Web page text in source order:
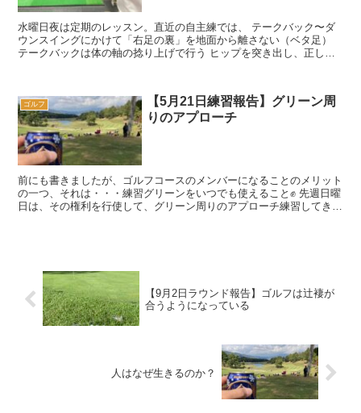
水曜日夜は定期のレッスン。直近の自主練では、 テークバック〜ダ
ウンスイングにかけて「右足の裏」を地面から離さない（ベタ足）
テークバックは体の軸の捻り上げで行う ヒップを突き出し、正しい
ゴルフ
【5月21日練習報告】グリーン周
りのアプローチ
前にも書きましたが、ゴルフコースのメンバーになることのメリット
の一つ、それは・・・練習グリーンをいつでも使えること✊ 先週日曜
日は、その権利を行使して、グリーン周りのアプローチ練習してきま
【9月2日ラウンド報告】ゴルフは辻褄が
合うようになっている
人はなぜ生きるのか？